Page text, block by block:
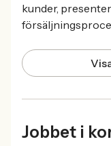
kunder,
Jobbet i